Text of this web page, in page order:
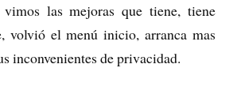
las mejoras que tiene, tiene
volvió el menú inicio, arranca mas
inconvenientes de privacidad.